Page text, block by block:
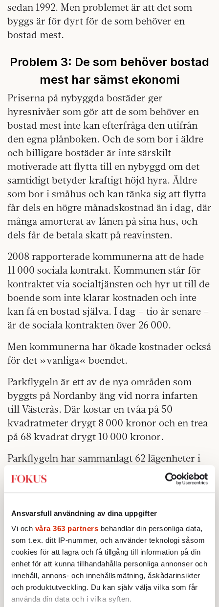
Ansvarsfull användning av dina uppgifter
Vi och våra 363 partners behandlar din personliga data,
som t.ex. ditt IP-nummer, och använder teknologi såsom
cookies för att lagra och få tillgång till information på din
enhet för att kunna tillhandahålla personliga annonser och
innehåll, annons- och innehållsmätning, åskådarinsikter
och produktutveckling. Du kan själv välja vilka som får
använda din data och i vilka syften.
sedan 1992. Men problemet är att det som
byggs är för dyrt för de som behöver en
bostad mest.
Problem 3: De som behöver bostad
mest har sämst ekonomi
Priserna på nybyggda bostäder ger
hyresnivåer som gör att de som behöver en
bostad mest inte kan efterfråga den utifrån
den egna plånboken. Och de som bor i äldre
och billigare bostäder är inte särskilt
motiverade att flytta till en nybyggd om det
samtidigt betyder kraftigt höjd hyra. Äldre
som bor i småhus och kan tänka sig att flytta
får dels en högre månadskostnad än i dag, där
många amorterat av lånen på sina hus, och
dels får de betala skatt på reavinsten.
2008 rapporterade kommunerna att de hade
11 000 sociala kontrakt. Kommunen står för
kontraktet via socialtjänsten och hyr ut till de
boende som inte klarar kostnaden och inte
kan få en bostad själva. I dag – tio år senare –
är de sociala kontrakten över 26 000.
Men kommunerna har ökade kostnader också
för det »vanliga« boendet.
Parkflygeln är ett av de nya områden som
byggts på Nordanby äng vid norra infarten
till Västerås. Där kostar en tvåa på 50
kvadratmeter drygt 8 000 kronor och en trea
på 68 kvadrat drygt 10 000 kronor.
Parkflygeln har sammanlagt 62 lägenheter i
en spektakulärt S-formad byggnad och
byggherre är det kommunala bostadsbolaget
Sveriges Radio Västmanland har hämtat
uppgifter om de boendes inkomster från 2016
års deklarationer. Man visade i höstas att
nästan hälften av de som bor i Parkflygeln, 44
procent, har så låga inkomster att de inte har
råd med hyran. För att klara hyran behöver
de alltså hjälp i form av bostadsbidrag eller